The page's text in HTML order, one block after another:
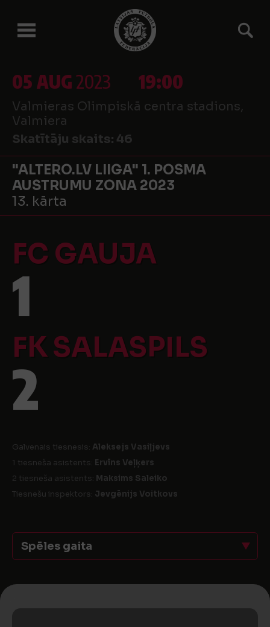
05 AUG2023 19:00
Valmieras Olimpiskā centra stadions,
Valmiera
Skatītāju skaits: 46
"ALTERO.LV LIIGA" 1. POSMA
AUSTRUMU ZONA 2023
13. kārta
FC GAUJA
1
FK SALASPILS
2
Galvenais tiesnesis: Aleksejs Vasiļjevs
1 tiesneša asistents: Ervīns Veļķers
2 tiesneša asistents: Maksims Saleiko
Tiesnešu inspektors: Jevgēnijs Voitkovs
Spēles gaita